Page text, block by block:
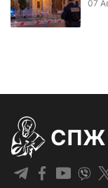
07
СПЖ